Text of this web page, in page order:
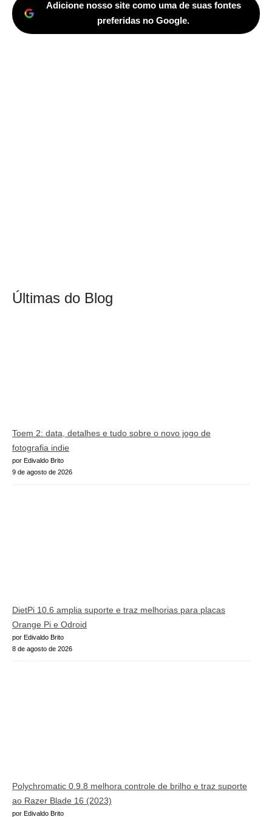
Adicione nosso site como uma de suas fontes
preferidas no Google.
Últimas do Blog
Toem 2: data, detalhes e tudo sobre o novo jogo de
fotografia indie
por Edivaldo Brito
9 de agosto de 2026
DietPi 10.6 amplia suporte e traz melhorias para placas
Orange Pi e Odroid
por Edivaldo Brito
8 de agosto de 2026
Polychromatic 0.9.8 melhora controle de brilho e traz suporte
ao Razer Blade 16 (2023)
por Edivaldo Brito